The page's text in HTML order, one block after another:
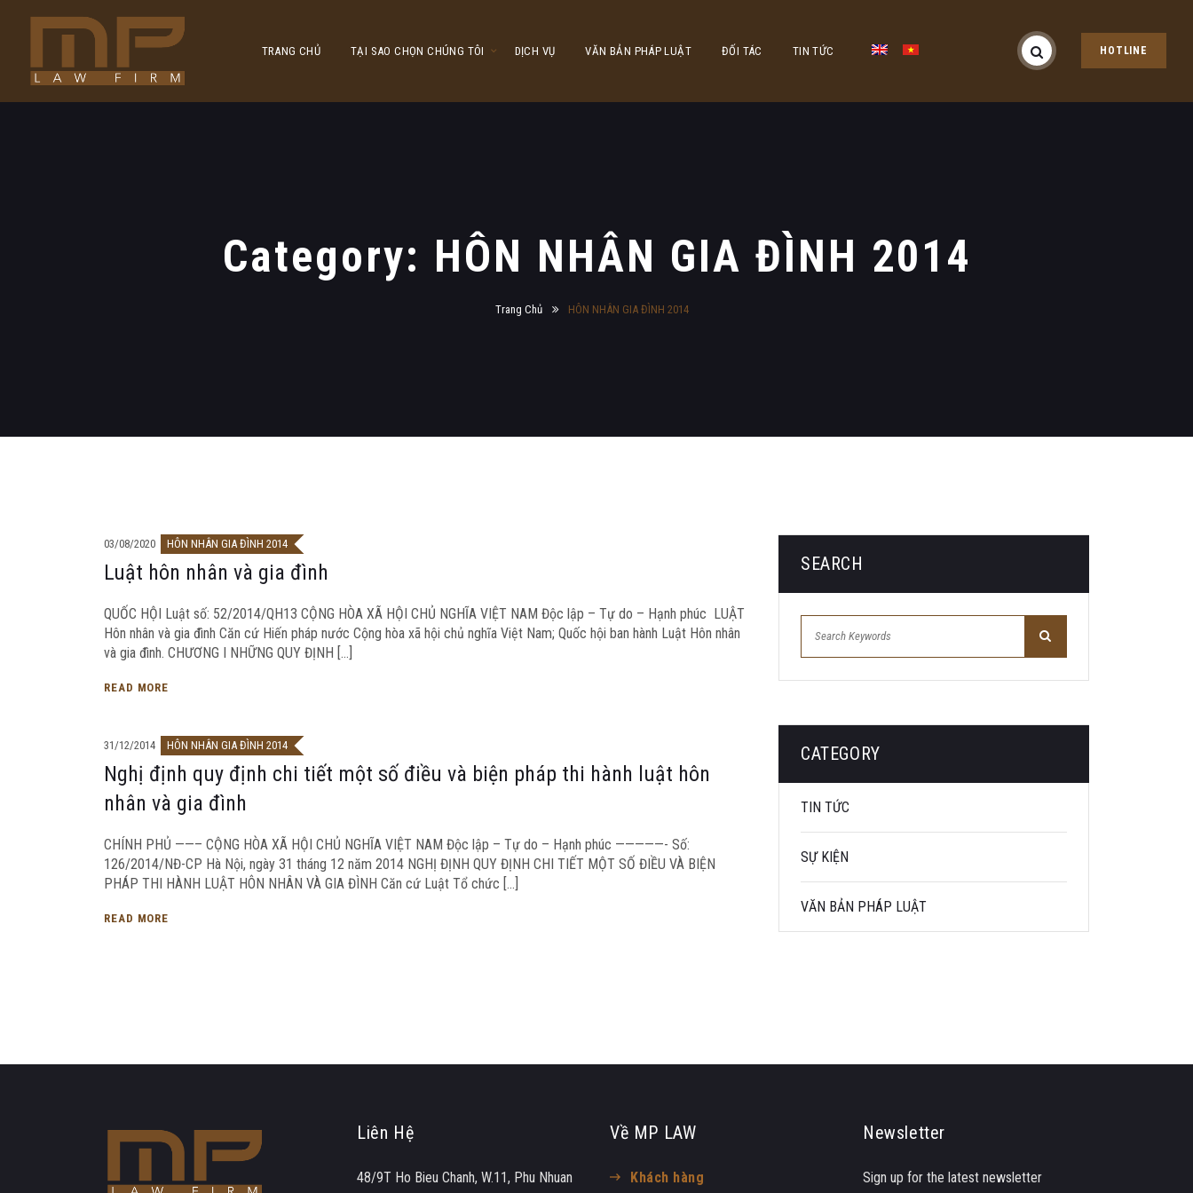
TRANG CHỦ TẠI SAO CHỌN CHÚNG TÔI DỊCH VỤ VĂN BẢN PHÁP LUẬT ĐỐI TÁC TIN TỨC HOTLINE
Category: HÔN NHÂN GIA ĐÌNH 2014
Trang Chủ HÔN NHÂN GIA ĐÌNH 2014
03/08/2020 HÔN NHÂN GIA ĐÌNH 2014
Luật hôn nhân và gia đình
QUỐC HỘI Luật số: 52/2014/QH13 CỘNG HÒA XÃ HỘI CHỦ NGHĨA VIỆT NAM Độc lập – Tự do – Hạnh phúc LUẬT
Hôn nhân và gia đình Căn cứ Hiến pháp nước Cộng hòa xã hội chủ nghĩa Việt Nam; Quốc hội ban hành Luật Hôn nhân
và gia đình. CHƯƠNG I NHỮNG QUY ĐỊNH […]
READ MORE
31/12/2014 HÔN NHÂN GIA ĐÌNH 2014
Nghị định quy định chi tiết một số điều và biện pháp thi hành luật hôn
nhân và gia đình
CHÍNH PHỦ ——– CỘNG HÒA XÃ HỘI CHỦ NGHĨA VIỆT NAM Độc lập – Tự do – Hạnh phúc —————- Số:
126/2014/NĐ-CP Hà Nội, ngày 31 tháng 12 năm 2014 NGHỊ ĐỊNH QUY ĐỊNH CHI TIẾT MỘT SỐ ĐIỀU VÀ BIỆN
PHÁP THI HÀNH LUẬT HÔN NHÂN VÀ GIA ĐÌNH Căn cứ Luật Tổ chức […]
READ MORE
SEARCH
CATEGORY
TIN TỨC
SỰ KIỆN
VĂN BẢN PHÁP LUẬT
Liên Hệ
48/9T Ho Bieu Chanh, W.11, Phu Nhuan
Về MP LAW
Khách hàng
Newsletter
Sign up for the latest newsletter